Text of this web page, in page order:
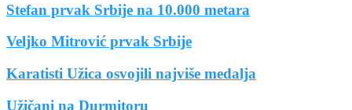
Stefan prvak Srbije na 10.000 metara
Veljko Mitrović prvak Srbije
Karatisti Užica osvojili najviše medalja
Užičani na Durmitoru